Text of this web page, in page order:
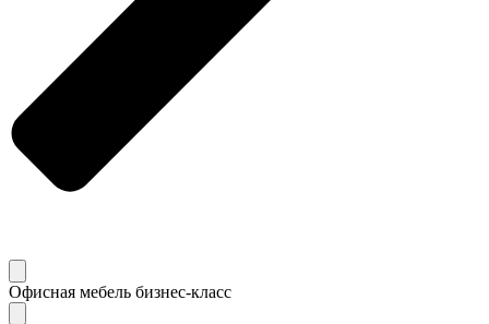
Офисная мебель бизнес-класс